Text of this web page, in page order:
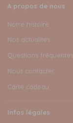
A propos de nous
Notre histoire
Nos actualités
Questions fréquentes
Nous contacter
Carte cadeau
Infos légales